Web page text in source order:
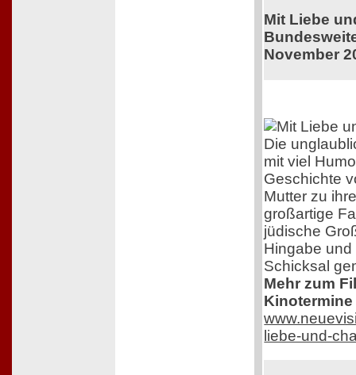
Mit Liebe
November
Die
mit viel
Geschichte
Mutter zu
großartige
jüdische
Hingabe
Schicksal
Mehr zum
liebe-und-